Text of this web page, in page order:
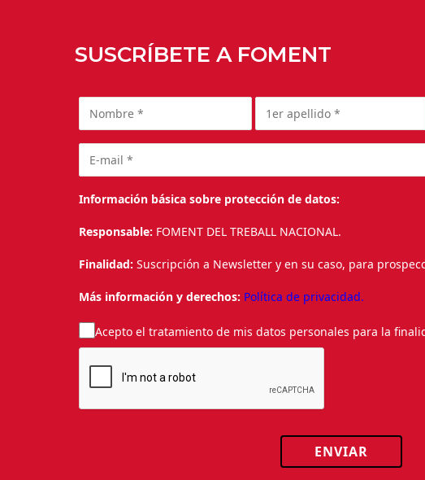
SUSCRÍBETE A FOMENT
Información básica sobre protección de datos:
Responsable: FOMENT DEL TREBALL NACIONAL.
Finalidad: Suscripción a Newsletter y en su caso, para
Más información y derechos: Política de privacidad.
Acepto el tratamiento de mis datos personales para la
ENVIAR